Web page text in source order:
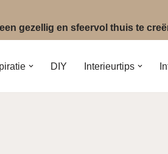
gezellig en sfeervol thuis te
DIY Interieurtips